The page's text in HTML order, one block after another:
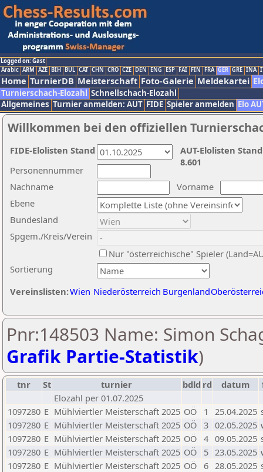
Logged on: Gast
Arabic ARM AZE BIH BUL CAT CHN CRO CZE DEN ENG ESP FAI FIN FRA GER GRE INA
Home TurnierDB Meisterschaft Foto-Galerie Meldekartei
Turnierschach-Elozahl Schnellschach-Elozahl
Allgemeines Turnier anmelden: AUT FIDE Spieler anmelden Elo
Willkommen bei den offiziellen
Nachname
Vorname
Ebene
Sortierung
Personennummer
Bundesland
Spgem./Kreis/Verein
Nur "österreichische" Spieler
Vereinslisten:Wien Niederösterreich Burgenland
AUT-Elolisten
8.601
FIDE-Elolisten Stand
Pnr:148503 Name: Simon
Grafik Partie-Statistik)
tnr St turnier bdld rd datum
Elozahl per 01.07.2025
1097280 E Mühlviertler Meisterschaft 2025 OÖ 1 25.04.2025
1097280 E Mühlviertler Meisterschaft 2025 OÖ 3 02.05.2025
1097280 E Mühlviertler Meisterschaft 2025 OÖ 4 09.05.2025
1097280 E Mühlviertler Meisterschaft 2025 OÖ 5 23.05.2025
1097280 E Mühlviertler Meisterschaft 2025 OÖ 6 28.05.2025